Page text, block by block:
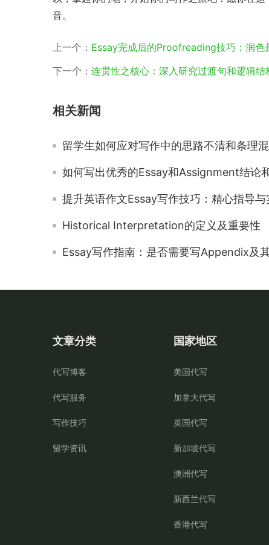
音。
上一个： Essay完成后的Proofreading技巧：润色
下一个： 连贯性之核心：深入研究过渡句和逻辑结
相关新闻
留学生如何应对写作中的思路不清和条理混乱
如何写出优秀的Essay和Assignment结论和总结部分？
提升英语作文Essay写作技巧：精心指导与实用
Historical Interpretation的定义及重要性
Essay写作指南：是否需要写Appendix及其写作
文章分类
代写博客
代写服务
写作技巧
留学资讯
国家地区
美国代写
加拿大代写
英国代写
新加坡代写
澳洲代写
新西兰代写
香港代写